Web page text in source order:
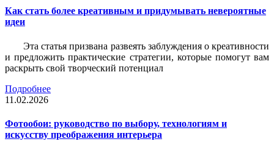
Как стать более креативным и придумывать невероятные
идеи
Эта статья призвана развеять заблуждения о креативности
и предложить практические стратегии, которые помогут вам
раскрыть свой творческий потенциал
Подробнее
11.02.2026
Фотообои: руководство по выбору, технологиям и
искусству преображения интерьера